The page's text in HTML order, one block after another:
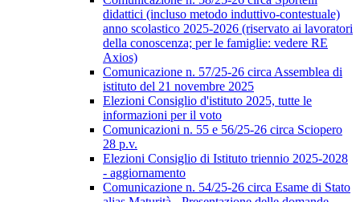
didattici (incluso metodo induttivo-contestuale)
anno scolastico 2025-2026 (riservato ai lavoratori
della conoscenza; per le famiglie: vedere RE
Axios)
Comunicazione n. 57/25-26 circa Assemblea di
istituto del 21 novembre 2025
Elezioni Consiglio d'istituto 2025, tutte le
informazioni per il voto
Comunicazioni n. 55 e 56/25-26 circa Sciopero
28 p.v.
Elezioni Consiglio di Istituto triennio 2025-2028
- aggiornamento
Comunicazione n. 54/25-26 circa Esame di Stato